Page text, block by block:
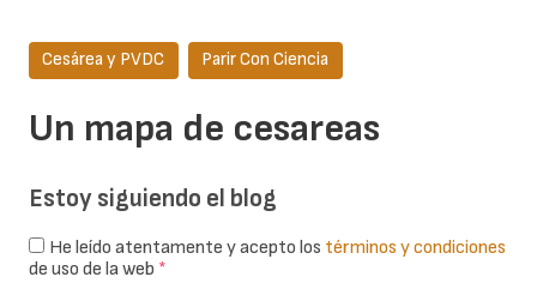
Un mapa de cesareas
Cesárea y PVDC Parir Con Ciencia
Estoy siguiendo el blog
He leído atentamente y acepto los términos y condiciones
de uso de la web *